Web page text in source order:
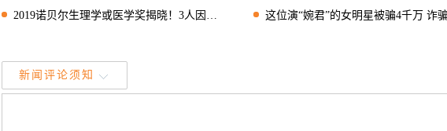
2019诺贝尔生理学或医学奖揭晓！3人因这一发现获奖
这位演“婉君”的女明星被骗4千万 诈骗犯遭
新闻评论须知